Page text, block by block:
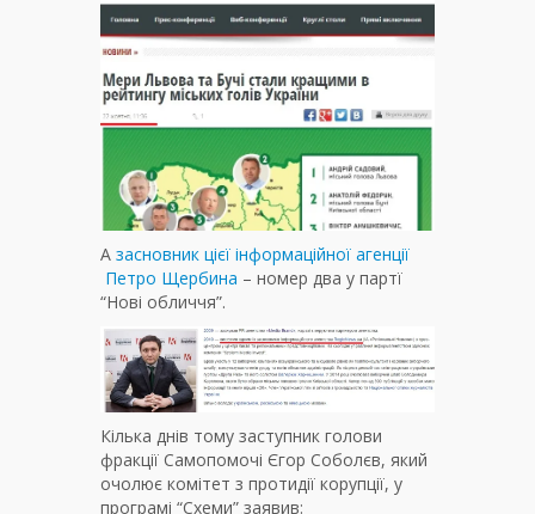
А засновник цієї інформаційної агенції
Петро Щербина – номер два у партї
“Нові обличчя”.
Кілька днів тому заступник голови
фракції Самопомочі Єгор Соболєв, який
очолює комітет з протидії корупції, у
програмі “Схеми” заявив: